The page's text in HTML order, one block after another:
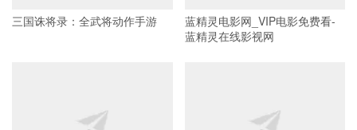
三国诛将录：全武将动作手游
蓝精灵电影网_VIP电影免费看-
蓝精灵在线影视网